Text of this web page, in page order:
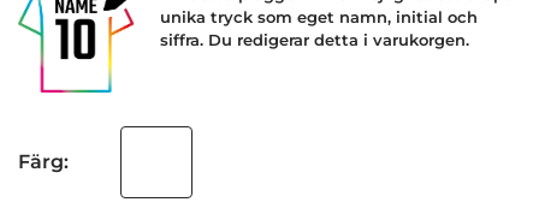
unika tryck som eget namn, initial och
siffra. Du redigerar detta i varukorgen.
Färg: